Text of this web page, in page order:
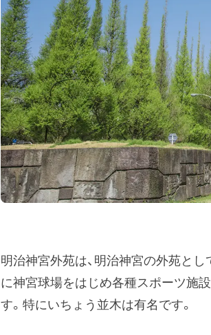
明治神宮外苑は、明治神宮の外苑とし
に神宮球場をはじめ各種スポーツ施
す。特にいちょう並木は有名です。